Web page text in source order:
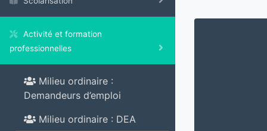
Activité et formation
professionnelles
Milieu ordinaire :
Demandeurs d’emploi
Milieu ordinaire : DEA